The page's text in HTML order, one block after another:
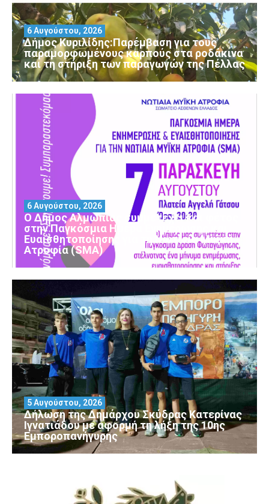
Δήμος Κυριλίδης:Παρέμβαση για τους
παραμορφωμένους καρπούς στα ροδάκινα
και τη στήριξη των παραγωγών της Πέλλας
6 Αυγούστου, 2026
Ο Δήμος Αλμωπίας συμμετέχει και φέτος
στην Παγκόσμια Ημέρα Ενημέρωσης και
Ευαισθητοποίησης για τη Νωτιαία Μυϊκή
Ατροφία (SMA)
6 Αυγούστου, 2026
Δήλωση της Δημάρχου Σκύδρας Κατερίνας
Ιγνατιάδου με αφορμή τη λήξη της 10ης
Εμποροπανήγυρης
5 Αυγούστου, 2026